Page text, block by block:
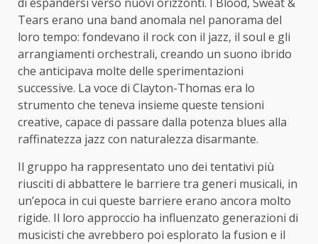
Tears erano una band anomala nel panorama del
loro tempo: fondevano il rock con il jazz, il soul e gli
arrangiamenti orchestrali, creando un suono ibrido
che anticipava molte delle sperimentazioni
successive. La voce di Clayton-Thomas era lo
strumento che teneva insieme queste tensioni
creative, capace di passare dalla potenza blues alla
raffinatezza jazz con naturalezza disarmante.
Il gruppo ha rappresentato uno dei tentativi più
riusciti di abbattere le barriere tra generi musicali, in
un’epoca in cui queste barriere erano ancora molto
rigide. Il loro approccio ha influenzato generazioni di
musicisti che avrebbero poi esplorato la fusion e il